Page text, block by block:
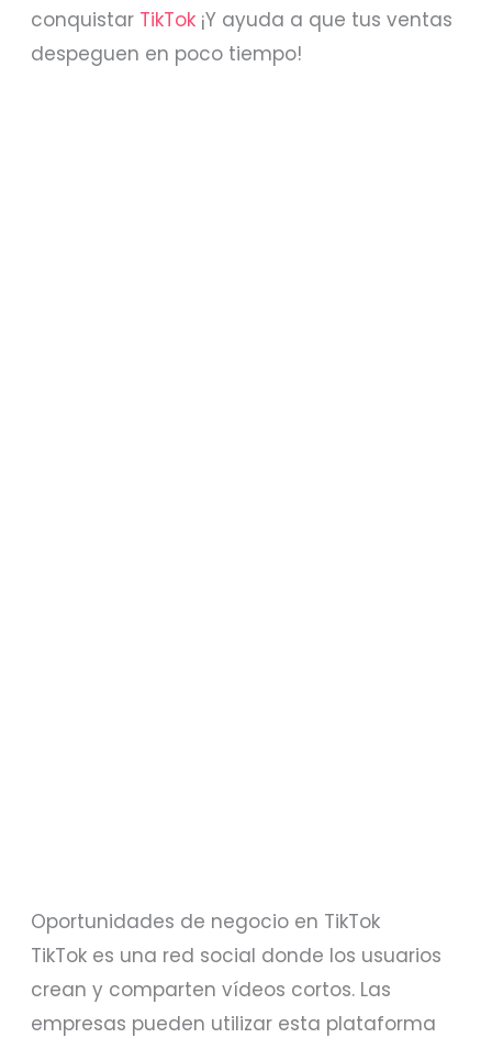
conquistar TikTok ¡Y ayuda a que tus ventas
despeguen en poco tiempo!
Oportunidades de negocio en TikTok
TikTok es una red social donde los usuarios
crean y comparten vídeos cortos. Las
empresas pueden utilizar esta plataforma